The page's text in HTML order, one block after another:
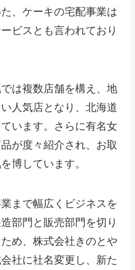
、ケーキの宅配事業は
ビスとも言われており
は複数店舗を構え、地
人気店となり、北海道
います。さらに有名女
が度々紹介され、お取
博しています。
まで幅広くビジネスを
部門と販売部門を切り
め、株式会社きのとや
社に社名変更し、新た